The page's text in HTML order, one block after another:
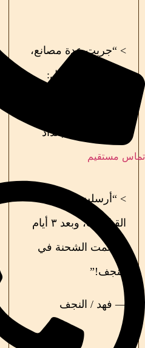
> “جربت عدة مصانع،
لكن راویا الأفضل:
— أبو حسن / بغداد
> “أرسلت لهم
القياسات، وبعد ۳ أيام
استلمت الشحنة في
النجف!”
— فهد / النجف
تماس مستقیم